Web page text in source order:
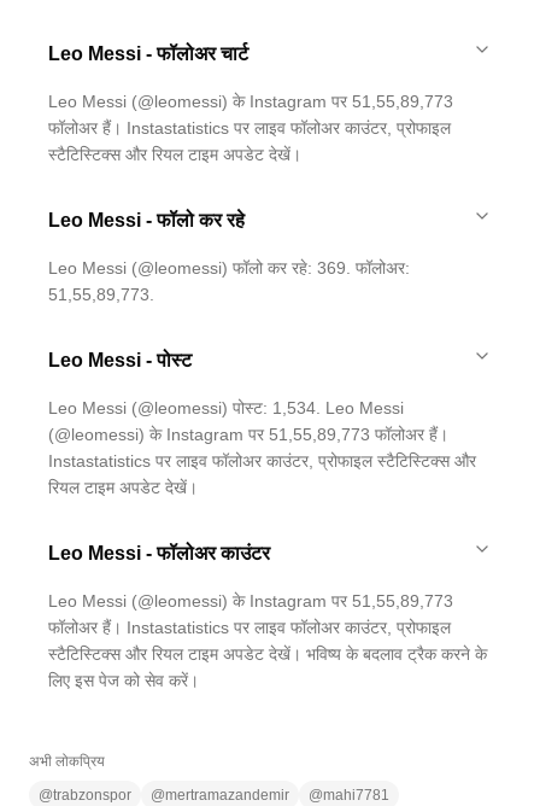
Leo Messi - फॉलोअर चार्ट
Leo Messi (@leomessi) के Instagram पर 51,55,89,773
फॉलोअर हैं। Instastatistics पर लाइव फॉलोअर काउंटर, प्रोफाइल
स्टैटिस्टिक्स और रियल टाइम अपडेट देखें।
Leo Messi - फॉलो कर रहे
Leo Messi (@leomessi) फॉलो कर रहे: 369. फॉलोअर:
51,55,89,773.
Leo Messi - पोस्ट
Leo Messi (@leomessi) पोस्ट: 1,534. Leo Messi
(@leomessi) के Instagram पर 51,55,89,773 फॉलोअर हैं।
Instastatistics पर लाइव फॉलोअर काउंटर, प्रोफाइल स्टैटिस्टिक्स और
रियल टाइम अपडेट देखें।
Leo Messi - फॉलोअर काउंटर
Leo Messi (@leomessi) के Instagram पर 51,55,89,773
फॉलोअर हैं। Instastatistics पर लाइव फॉलोअर काउंटर, प्रोफाइल
स्टैटिस्टिक्स और रियल टाइम अपडेट देखें। भविष्य के बदलाव ट्रैक करने के
लिए इस पेज को सेव करें।
अभी लोकप्रिय
@trabzonspor @mertramazandemir @mahi7781